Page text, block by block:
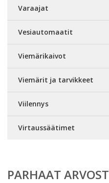
Varaajat
Vesiautomaatit
Viemärikaivot
Viemärit ja tarvikkeet
Viilennys
Virtaussäätimet
PARHAAT